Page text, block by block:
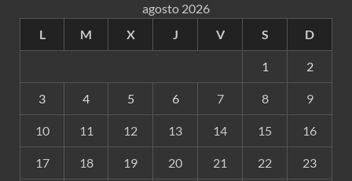
agosto 2026
L
M X J V S D
1 2
3 4 5 6 7 8 9
10 11 12 13 14 15 16
17 18 19 20 21 22 23